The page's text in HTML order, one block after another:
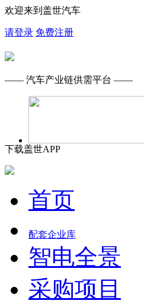
欢迎来到盖世汽车
请登录 免费注册
—— 汽车产业链供需平台 ——
下载盖世APP
首页
配套企业库
智电全景
采购项目